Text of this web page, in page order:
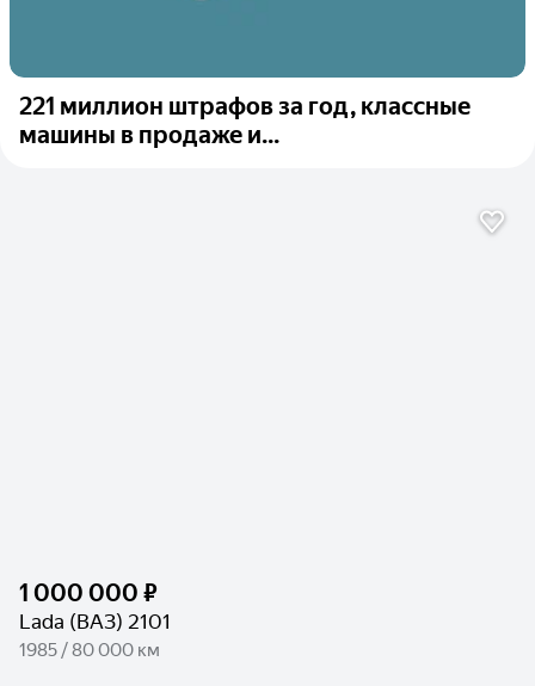
221 миллион штрафов за год, классные
машины в продаже и...
1 000 000 ₽
Lada (ВАЗ) 2101
1985 / 80 000 км